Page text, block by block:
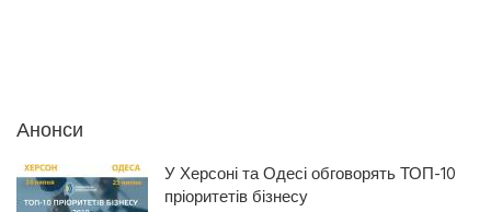
Анонси
У Херсоні та Одесі обговорять ТОП-10
пріоритетів бізнесу